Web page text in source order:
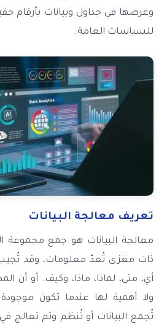
وعرضها في جداول وبيانات بأرقام
للسياسات العامة.
تعريف معالجة البيانات
معالجة البيانات هو جمع مجموعة
ذات مغزى تُعدّ معلومات، وقد
أي، متى، لماذا، ماذا، وكيف. أو أن
ولا أهمية لها عندما تكون
تُجمع البيانات أو تُنظم وثم تعالج